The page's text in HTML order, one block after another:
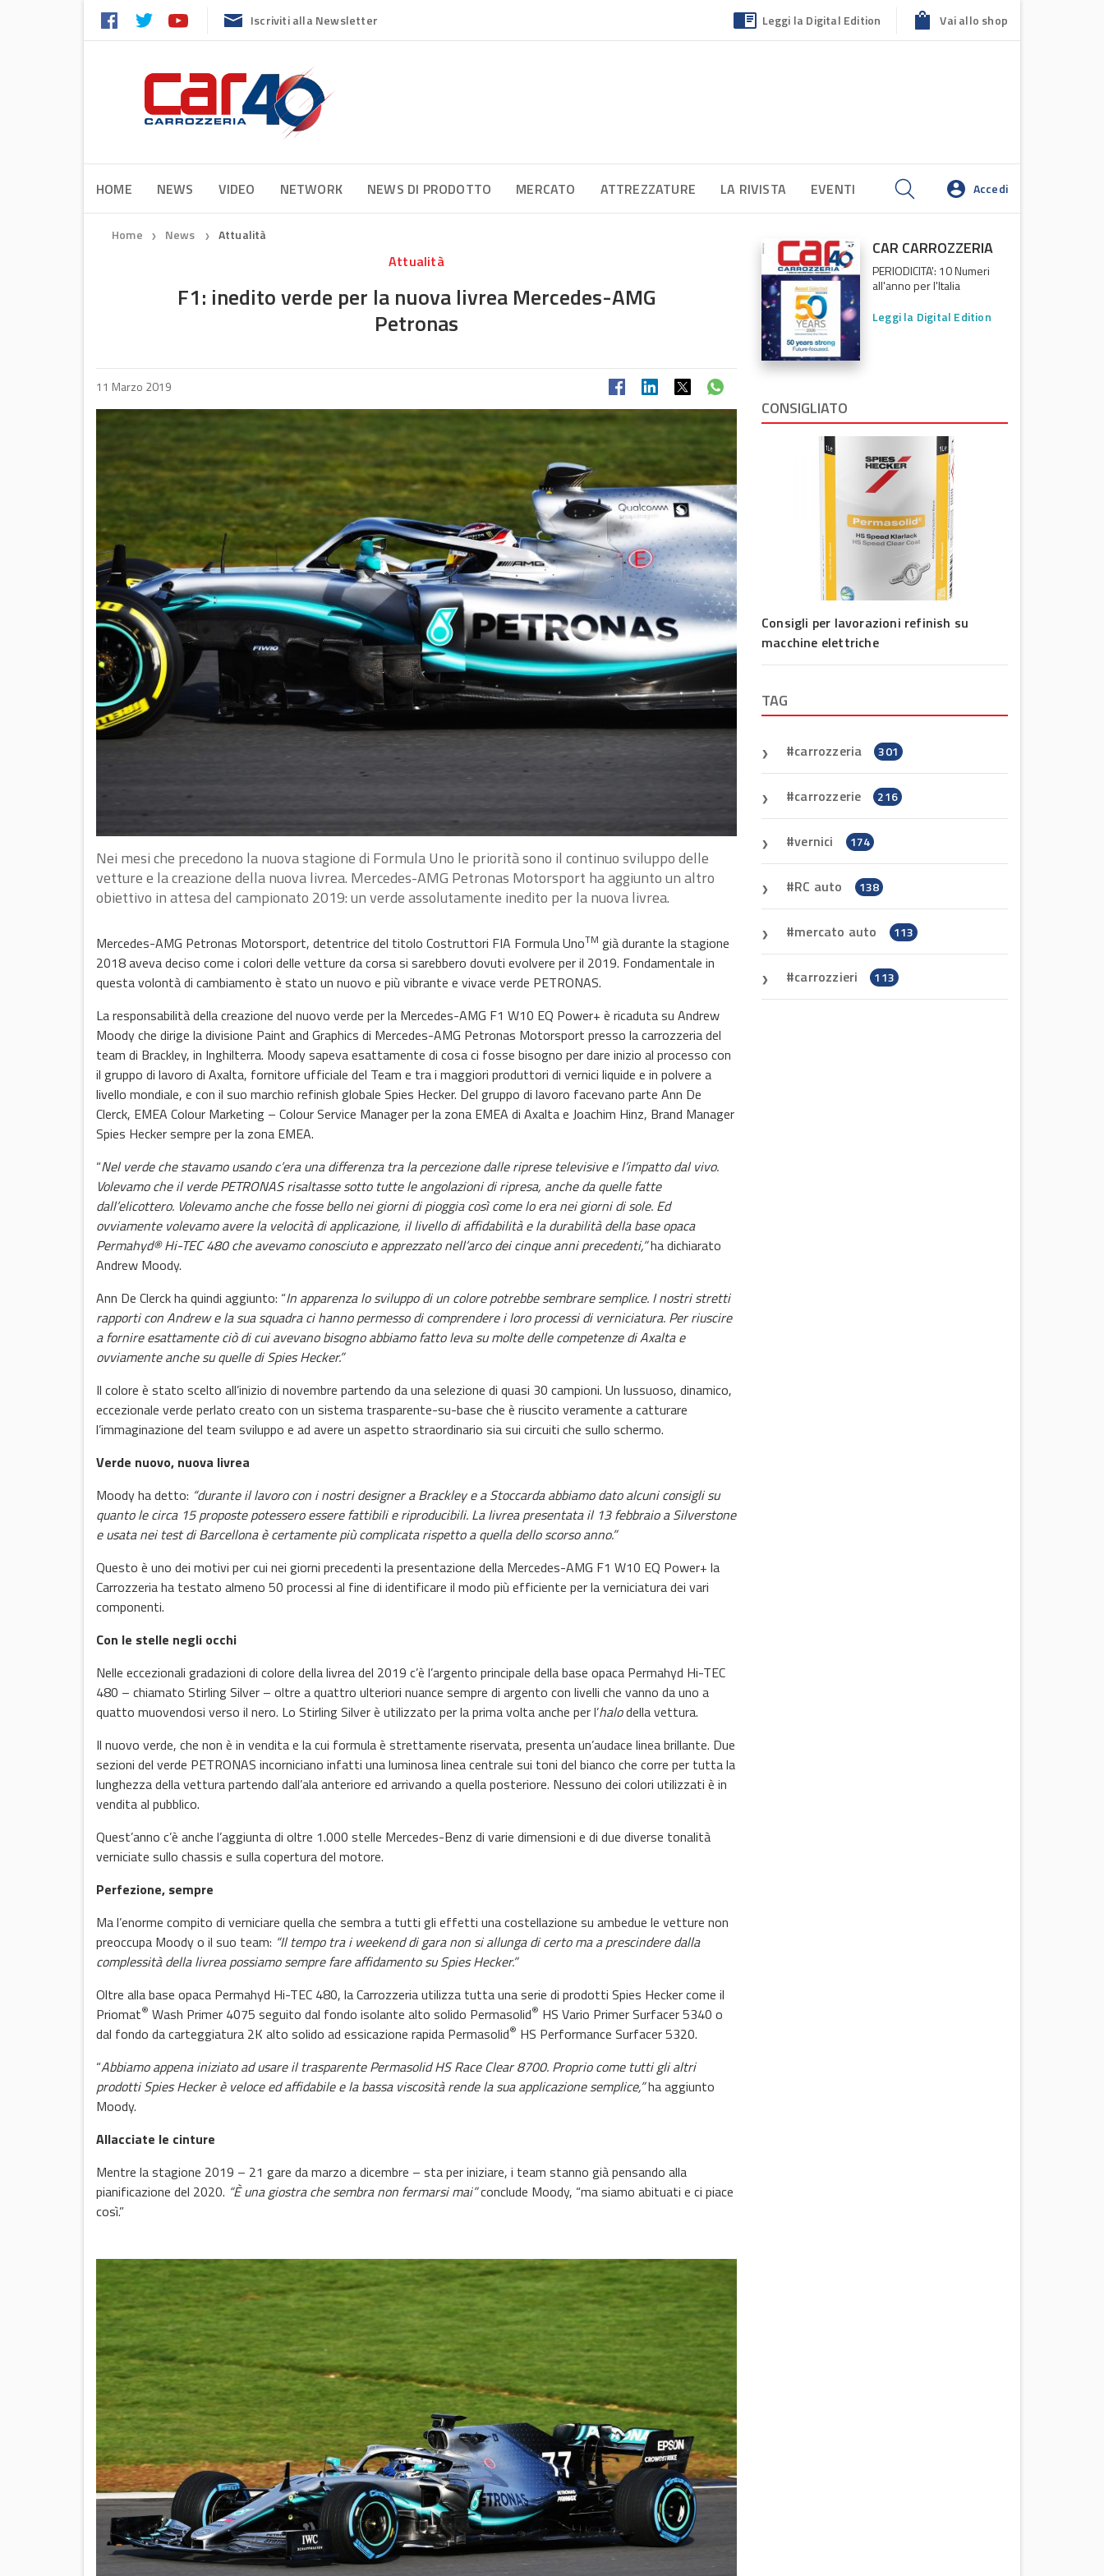
Iscriviti alla Newsletter Leggi la Digital Edition Vai allo shop
HOME NEWS VIDEO NETWORK NEWS DI PRODOTTO MERCATO ATTREZZATURE LA RIVISTA EVENTI Accedi
Home ❯ News ❯ Attualità
Attualità
F1: inedito verde per la nuova livrea Mercedes-AMG
Petronas
11 Marzo 2019
Nei mesi che precedono la nuova stagione di Formula Uno le priorità sono il continuo sviluppo delle
vetture e la creazione della nuova livrea. Mercedes-AMG Petronas Motorsport ha aggiunto un altro
obiettivo in attesa del campionato 2019: un verde assolutamente inedito per la nuova livrea.
Mercedes-AMG Petronas Motorsport, detentrice del titolo Costruttori FIA Formula UnoTM già durante la stagione
2018 aveva deciso come i colori delle vetture da corsa si sarebbero dovuti evolvere per il 2019. Fondamentale in
questa volontà di cambiamento è stato un nuovo e più vibrante e vivace verde PETRONAS.
La responsabilità della creazione del nuovo verde per la Mercedes-AMG F1 W10 EQ Power+ è ricaduta su Andrew
Moody che dirige la divisione Paint and Graphics di Mercedes-AMG Petronas Motorsport presso la carrozzeria del
team di Brackley, in Inghilterra. Moody sapeva esattamente di cosa ci fosse bisogno per dare inizio al processo con
il gruppo di lavoro di Axalta, fornitore ufficiale del Team e tra i maggiori produttori di vernici liquide e in polvere a
livello mondiale, e con il suo marchio refinish globale Spies Hecker. Del gruppo di lavoro facevano parte Ann De
Clerck, EMEA Colour Marketing – Colour Service Manager per la zona EMEA di Axalta e Joachim Hinz, Brand Manager
Spies Hecker sempre per la zona EMEA.
“Nel verde che stavamo usando c’era una differenza tra la percezione dalle riprese televisive e l’impatto dal vivo.
Volevamo che il verde PETRONAS risaltasse sotto tutte le angolazioni di ripresa, anche da quelle fatte
dall’elicottero. Volevamo anche che fosse bello nei giorni di pioggia così come lo era nei giorni di sole. Ed
ovviamente volevamo avere la velocità di applicazione, il livello di affidabilità e la durabilità della base opaca
Permahyd® Hi-TEC 480 che avevamo conosciuto e apprezzato nell’arco dei cinque anni precedenti,”ha dichiarato
Andrew Moody.
Ann De Clerck ha quindi aggiunto: “In apparenza lo sviluppo di un colore potrebbe sembrare semplice. I nostri stretti
rapporti con Andrew e la sua squadra ci hanno permesso di comprendere i loro processi di verniciatura. Per riuscire
a fornire esattamente ciò di cui avevano bisogno abbiamo fatto leva su molte delle competenze di Axalta e
ovviamente anche su quelle di Spies Hecker.”
Il colore è stato scelto all’inizio di novembre partendo da una selezione di quasi 30 campioni. Un lussuoso, dinamico,
eccezionale verde perlato creato con un sistema trasparente-su-base che è riuscito veramente a catturare
l’immaginazione del team sviluppo e ad avere un aspetto straordinario sia sui circuiti che sullo schermo.
Verde nuovo, nuova livrea
Moody ha detto: “durante il lavoro con i nostri designer a Brackley e a Stoccarda abbiamo dato alcuni consigli su
quanto le circa 15 proposte potessero essere fattibili e riproducibili. La livrea presentata il 13 febbraio a Silverstone
e usata nei test di Barcellona è certamente più complicata rispetto a quella dello scorso anno.”
Questo è uno dei motivi per cui nei giorni precedenti la presentazione della Mercedes-AMG F1 W10 EQ Power+ la
Carrozzeria ha testato almeno 50 processi al fine di identificare il modo più efficiente per la verniciatura dei vari
componenti.
Con le stelle negli occhi
Nelle eccezionali gradazioni di colore della livrea del 2019 c’è l’argento principale della base opaca Permahyd Hi-TEC
480 – chiamato Stirling Silver – oltre a quattro ulteriori nuance sempre di argento con livelli che vanno da uno a
quatto muovendosi verso il nero. Lo Stirling Silver è utilizzato per la prima volta anche per l’halodella vettura.
Il nuovo verde, che non è in vendita e la cui formula è strettamente riservata, presenta un’audace linea brillante. Due
sezioni del verde PETRONAS incorniciano infatti una luminosa linea centrale sui toni del bianco che corre per tutta la
lunghezza della vettura partendo dall’ala anteriore ed arrivando a quella posteriore. Nessuno dei colori utilizzati è in
vendita al pubblico.
Quest’anno c’è anche l’aggiunta di oltre 1.000 stelle Mercedes-Benz di varie dimensioni e di due diverse tonalità
verniciate sullo chassis e sulla copertura del motore.
Perfezione, sempre
Ma l’enorme compito di verniciare quella che sembra a tutti gli effetti una costellazione su ambedue le vetture non
preoccupa Moody o il suo team: “Il tempo tra i weekend di gara non si allunga di certo ma a prescindere dalla
complessità della livrea possiamo sempre fare affidamento su Spies Hecker.”
Oltre alla base opaca Permahyd Hi-TEC 480, la Carrozzeria utilizza tutta una serie di prodotti Spies Hecker come il
Priomat® Wash Primer 4075 seguito dal fondo isolante alto solido Permasolid® HS Vario Primer Surfacer 5340 o
dal fondo da carteggiatura 2K alto solido ad essicazione rapida Permasolid® HS Performance Surfacer 5320.
“Abbiamo appena iniziato ad usare il trasparentePermasolid HSRace Clear 8700. Proprio come tutti gli altri
prodotti Spies Hecker è veloce ed affidabile e la bassa viscosità rende la sua applicazione semplice,”ha aggiunto
Moody.
Allacciate le cinture
Mentre la stagione 2019 – 21 gare da marzo a dicembre – sta per iniziare, i team stanno già pensando alla
pianificazione del 2020. “È una giostra che sembra non fermarsi mai”conclude Moody, “ma siamo abituati e ci piace
così.”
CAR CARROZZERIA
PERIODICITA': 10 Numeri
all'anno per l'Italia
Leggi la Digital Edition
CONSIGLIATO
Consigli per lavorazioni refinish su
macchine elettriche
TAG
carrozzeria 301
carrozzerie 216
vernici 174
RC auto 138
mercato auto 113
carrozzieri 113